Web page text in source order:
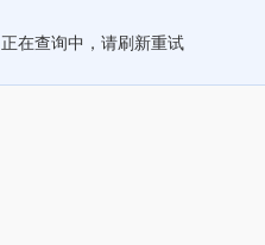
正在查询中，请刷新重试